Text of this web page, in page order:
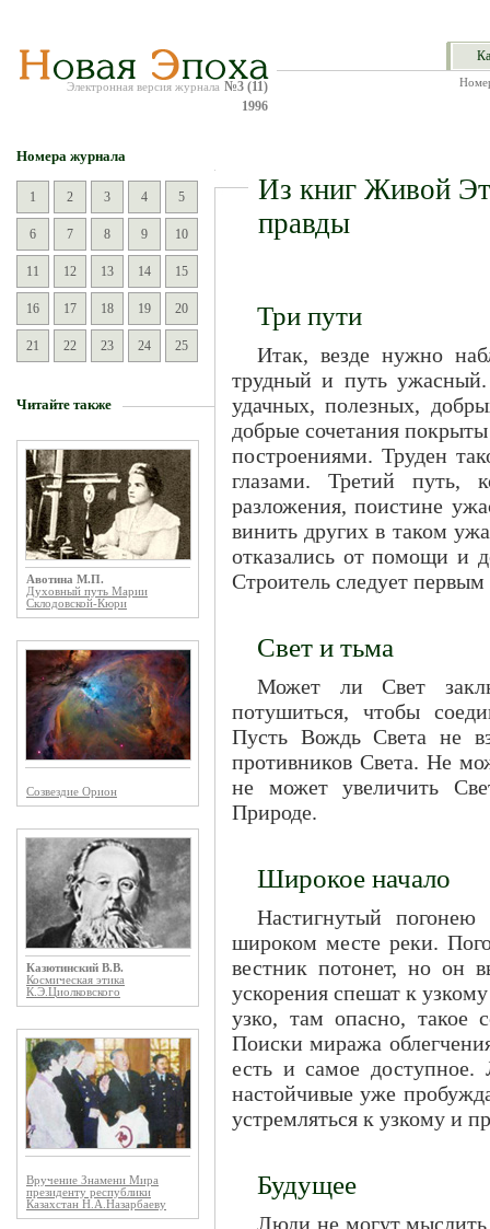
Электронная версия журнала №3 (11)
1996
Номера журнала
1 2 3 4 5
6 7 8 9 10
11 12 13 14 15
16 17 18 19 20
21 22 23 24 25
Читайте также
Авотина М.П.
Духовный путь Марии
Склодовской-Кюри
Созвездие Орион
Казютинский В.В.
Космическая этика
К.Э.Циолковского
Вручение Знамени Мира
президенту республики
Казахстан Н.А.Назарбаеву
Из книг Живой
правды
Три пути
Итак, везде нужно
трудный и путь ужасный.
удачных, полезных,
добрые сочетания
построениями. Труден
глазами. Третий путь,
разложения, поистине
винить других в таком
отказались от помощи и
Строитель следует
Свет и тьма
Может ли Свет
потушиться, чтобы
Пусть Вождь Света не
противников Света. Не
не может увеличить
Природе.
Широкое начало
Настигнутый
широком месте реки.
вестник потонет, но он
ускорения спешат к
узко, там опасно, такое
Поиски миража
есть и самое
настойчивые уже
устремляться к узкому и
Будущее
Люди не могут